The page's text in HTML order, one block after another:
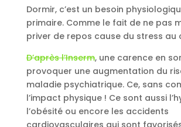
Dormir, c’est un besoin
primaire. Comme le fait de ne pas
priver de repos cause du stress au
D’après l’Inserm, une carence en
provoquer une augmentation du
maladie psychiatrique. Ce, sans
l’impact physique ! Ce sont aussi
l’obésité ou encore les accidents
cardiovasculaires qui sont